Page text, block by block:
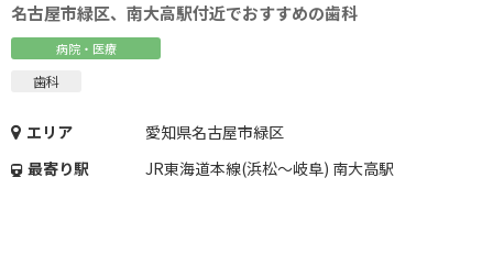
名古屋市緑区、南大高駅付近でおすすめの歯科
病院・医療
歯科
エリア
愛知県名古屋市緑区
最寄り駅
JR東海道本線(浜松～岐阜) 南大高駅